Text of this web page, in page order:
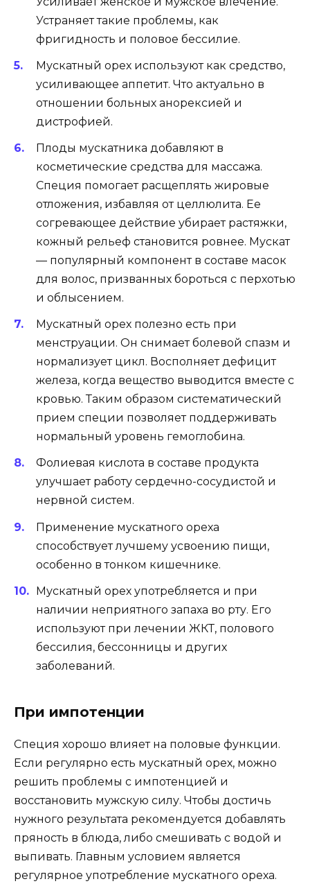
Устраняет такие проблемы, как
фригидность и половое бессилие.
Мускатный орех используют как средство,
усиливающее аппетит. Что актуально в
отношении больных анорексией и
дистрофией.
Плоды мускатника добавляют в
косметические средства для массажа.
Специя помогает расщеплять жировые
отложения, избавляя от целлюлита. Ее
согревающее действие убирает растяжки,
кожный рельеф становится ровнее. Мускат
— популярный компонент в составе масок
для волос, призванных бороться с перхотью
и облысением.
Мускатный орех полезно есть при
менструации. Он снимает болевой спазм и
нормализует цикл. Восполняет дефицит
железа, когда вещество выводится вместе с
кровью. Таким образом систематический
прием специи позволяет поддерживать
нормальный уровень гемоглобина.
Фолиевая кислота в составе продукта
улучшает работу сердечно-сосудистой и
нервной систем.
Применение мускатного ореха
способствует лучшему усвоению пищи,
особенно в тонком кишечнике.
Мускатный орех употребляется и при
наличии неприятного запаха во рту. Его
используют при лечении ЖКТ, полового
бессилия, бессонницы и других
заболеваний.
При импотенции
Специя хорошо влияет на половые функции.
Если регулярно есть мускатный орех, можно
решить проблемы с импотенцией и
восстановить мужскую силу. Чтобы достичь
нужного результата рекомендуется добавлять
пряность в блюда, либо смешивать с водой и
выпивать. Главным условием является
регулярное употребление мускатного ореха.